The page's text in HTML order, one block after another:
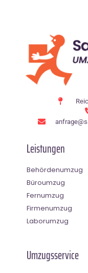
Leistungen
Behördenumzug
Büroumzug
Fernumzug
Firmenumzug
Laborumzug
Umzugsservice